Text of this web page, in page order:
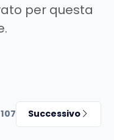
per questa
Successivo